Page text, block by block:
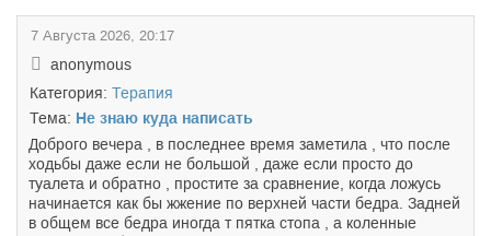
7 Августа 2026, 20:17
anonymous
Категория: Терапия
Тема: Не знаю куда написать
Доброго вечера , в последнее время заметила , что после
ходьбы даже если не большой , даже если просто до
туалета и обратно , простите за сравнение, когда ложусь
начинается как бы жжение по верхней части бедра. Задней
в общем все бедра иногда т пятка стопа , а коленные